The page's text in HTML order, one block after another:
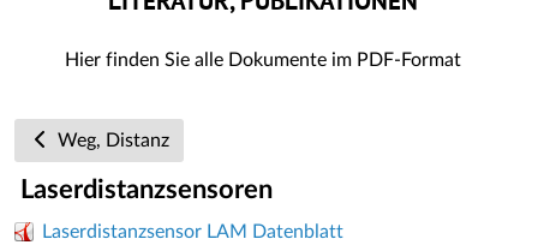
Hier finden Sie alle Dokumente im PDF-Format
Weg, Distanz
Laserdistanzsensoren
Laserdistanzsensor LAM Datenblatt